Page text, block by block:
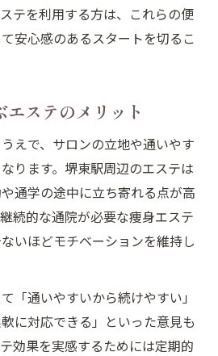
テを利用する方は、これらの便
安心感のあるスタートを切るこ
ステのメリット
えで、サロンの立地や通いやす
ります。堺東駅周辺のエステは
通学の途中に立ち寄れる点が高
続的な通院が必要な痩身エステ
いほどモチベーションを維持し
「通いやすいから続けやすい」
に対応できる」といった意見も
効果を実感するためには定期的